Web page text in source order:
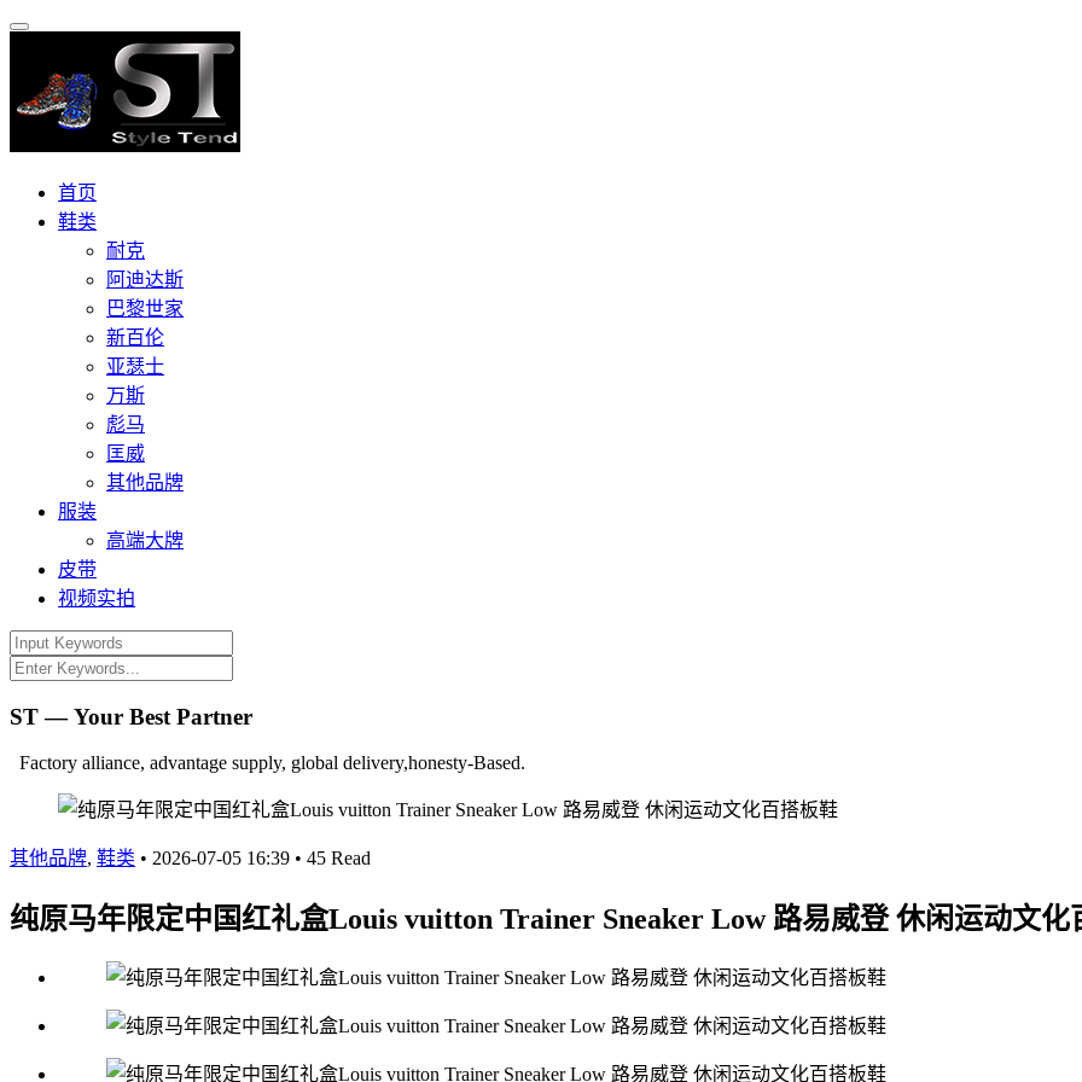
首页
鞋类
耐克
阿迪达斯
巴黎世家
新百伦
亚瑟士
万斯
彪马
匡威
其他品牌
服装
高端大牌
皮带
视频实拍
ST — Your Best Partner
Factory alliance, advantage supply, global delivery,honesty-Based.
其他品牌, 鞋类 • 2026-07-05 16:39 • 45 Read
纯原马年限定中国红礼盒Louis vuitton Trainer Sneaker Low 路易威登 休闲运动文化